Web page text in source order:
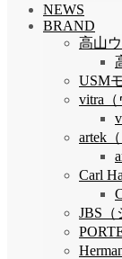
NEWS
BRAND
高山
USM
vitra（
artek
Carl
JBS（